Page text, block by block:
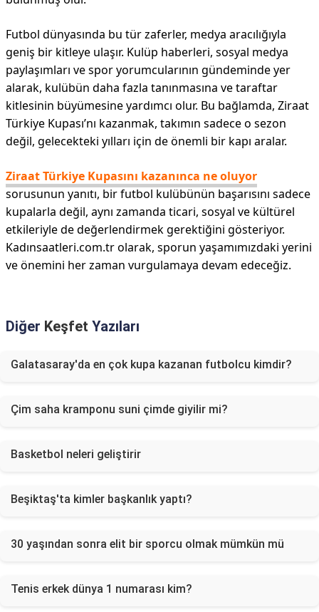
Futbol dünyasında bu tür zaferler, medya aracılığıyla
geniş bir kitleye ulaşır. Kulüp haberleri, sosyal medya
paylaşımları ve spor yorumcularının gündeminde yer
alarak, kulübün daha fazla tanınmasına ve taraftar
kitlesinin büyümesine yardımcı olur. Bu bağlamda, Ziraat
Türkiye Kupası’nı kazanmak, takımın sadece o sezon
değil, gelecekteki yılları için de önemli bir kapı aralar.
Ziraat Türkiye Kupasını kazanınca ne oluyor
sorusunun yanıtı, bir futbol kulübünün başarısını sadece
kupalarla değil, aynı zamanda ticari, sosyal ve kültürel
etkileriyle de değerlendirmek gerektiğini gösteriyor.
Kadınsaatleri.com.tr olarak, sporun yaşamımızdaki yerini
ve önemini her zaman vurgulamaya devam edeceğiz.
Diğer Keşfet Yazıları
Galatasaray'da en çok kupa kazanan futbolcu kimdir?
Çim saha kramponu suni çimde giyilir mi?
Basketbol neleri geliştirir
Beşiktaş'ta kimler başkanlık yaptı?
30 yaşından sonra elit bir sporcu olmak mümkün mü
Tenis erkek dünya 1 numarası kim?